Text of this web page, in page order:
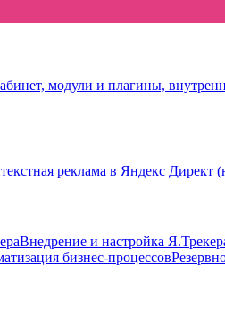
модули и плагины,
реклама в Яндекс Директ
Внедрение и настройка
бизнес-процессов